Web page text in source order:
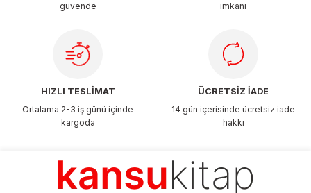
güvende
imkanı
HIZLI TESLİMAT
Ortalama 2-3 iş günü içinde
kargoda
ÜCRETSİZ İADE
14 gün içerisinde ücretsiz iade
hakkı